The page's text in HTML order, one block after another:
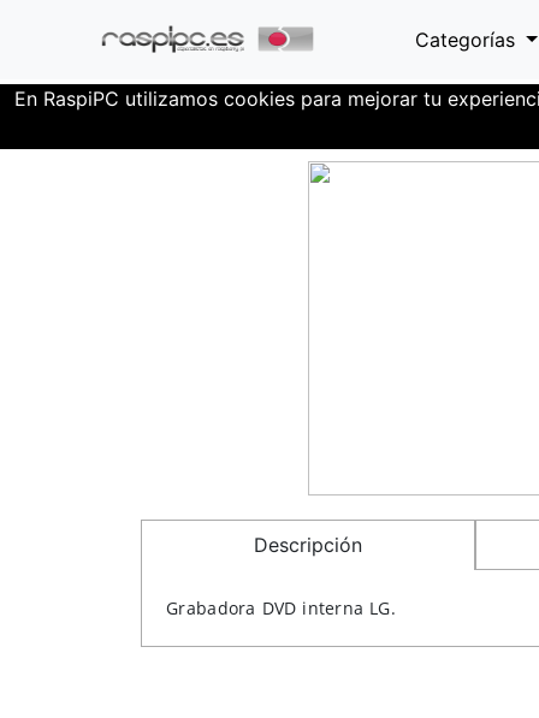
En RaspiPC utilizamos cookies para mejorar tu
Categorías
Familia Test DVD+-R interna LG
Descripción
Grabadora DVD interna LG.